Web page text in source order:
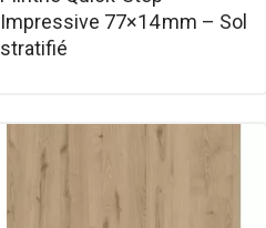
Impressive 77×14 mm – Sol
stratifié